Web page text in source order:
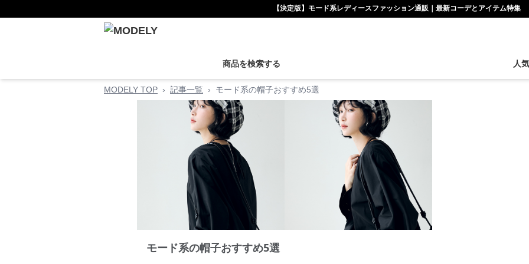
【決定版】モード系レディースファッション通販｜最新コーデとアイテム特集
商品を検索する 人
MODELY TOP › 記事一覧 › モード系の帽子おすすめ5選
モード系の帽子おすすめ5選